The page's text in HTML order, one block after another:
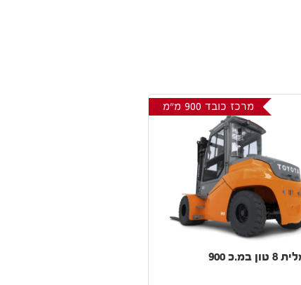
מרכז כובד 900 מ"מ
מלגזה חשמלית 8 טון במ.כ 900